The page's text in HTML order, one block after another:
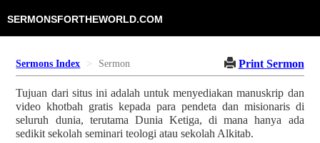
SERMONSFORTHEWORLD.COM
Sermons Index Sermon Print Sermon
Tujuan dari situs ini adalah untuk menyediakan manuskrip dan
video khotbah gratis kepada para pendeta dan misionaris di
seluruh dunia, terutama Dunia Ketiga, di mana hanya ada
sedikit sekolah seminari teologi atau sekolah Alkitab.